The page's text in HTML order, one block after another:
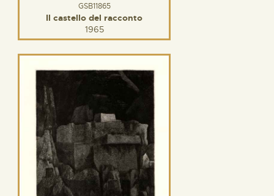
GSB11865
Il castello del racconto
1965